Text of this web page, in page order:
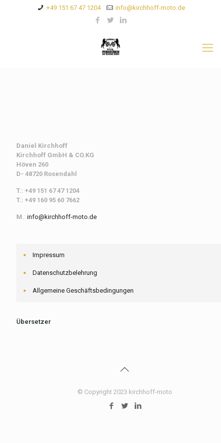
+49 151 67 47 1204 info@kirchhoff-moto.de
Daniel Kirchhoff
Kirchhoff GmbH & CO.KG
Höven 260
D- 48720 Rosendahl
T.: +49 151 67 47 1204
T.: +49 160 95 60 7662
M.: info@kirchhoff-moto.de
Impressum
Datenschutzbelehrung
Allgemeine Geschäftsbedingungen
Übersetzer
© Copyright 2023 kirchhoff-moto